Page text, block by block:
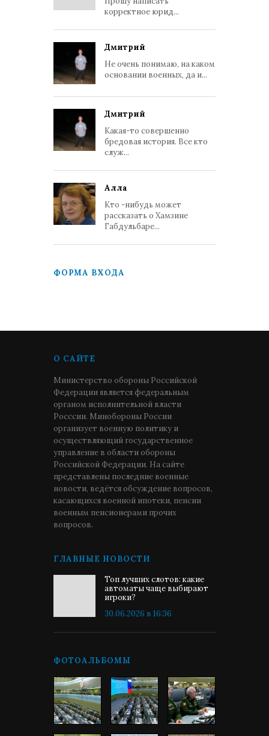
корректное юрид...
Дмитрий
Не очень понимаю, на каком
основании военных, да и...
Дмитрий
Какая-то совершенно
бредовая история. Все кто
служ...
Алла
Кто -нибудь может
рассказать о Хамзине
Габдульбаре...
ФОРМА ВХОДА
О САЙТЕ
Министерство обороны Российской
Федерации является федеральным
органом исполнительной власти
Росссии. Минобороны России
организует военную политику и
осуществляющий государственное
управление в области обороны
Российской Федерации. На сайте
представлены последние военные
новости, ведётся обсуждение вопросов,
касающихся военной ипотеки, пенсии
военным пенсионерами прочих
вопросов.
ГЛАВНЫЕ НОВОСТИ
Топ лучших слотов: какие
автоматы чаще выбирают
игроки?
30.06.2026 в 16:36
ФОТОАЛЬБОМЫ